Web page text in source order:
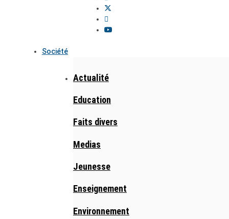
Société
Actualité
Education
Faits divers
Medias
Jeunesse
Enseignement
Environnement